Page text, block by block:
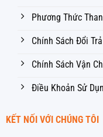
Phương Thức
Chính Sách Đổi
Chính Sách Vận
Điều Khoản Sử
KẾT NỐI VỚI CHÚNG TÔI